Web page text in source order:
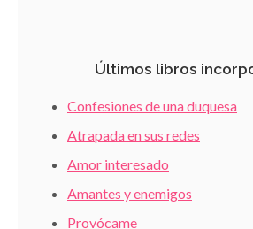
Últimos libros
Confesiones de una duquesa
Atrapada en sus redes
Amor interesado
Amantes y enemigos
Provócame